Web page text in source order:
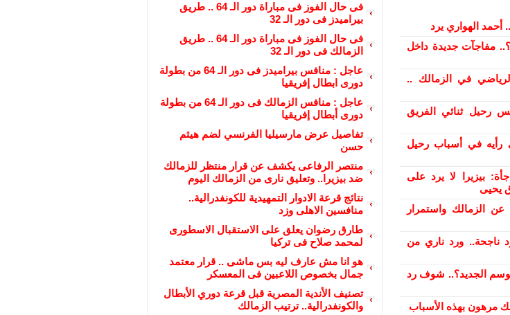
فى حال الفوز فى مباراة دور الـ 64 .. طريق
بيراميدز فى دور الـ 32
فى حال الفوز فى مباراة دور الـ 64 .. طريق
الزمالك فى دور الـ 32
عاجل : منافس بيراميدز فى دور الـ 64 من بطولة
دورى ابطال إفريقيا
عاجل : منافس الزمالك فى دور الـ 64 من بطولة
دورى أبطال إفريقيا
تفاصيل عرض مارسيليا الفرنسي لضم هيثم
حسن
منتصر الرفاعى يكشف عن قرار منتظر للزمالك
ضد بيزيرا.. وتعليق نارى من الزمالك اليوم
نتائج قرعة الادوار التمهيدية للكونفدرالية..
منافسين الاهلى وزد
طارق رضوان يعلق على الاستقبال الاسطورى
لمحمد صلاح فى تركيا
هو انا مش عارف ليه بس ماشى .. قرار معتمد
جمال بخصوص اللاعبين فى المعسكر
تصنيف الأندية المصرية قبل قرعة دوري الأبطال
والكونفدرالية.. ترتيب الزمالك
الهواري يرد
مفاجآت جديدة داخل
في الزمالك ..
رحيل ثنائي الفريق
رأيه في أسباب رحيل
بيزيرا لا يرد على
يحيى
الزمالك واستمرار
ناجحة.. ورد ناري من
الجديد؟.. شوف رد
مرهون بهذه الأسباب